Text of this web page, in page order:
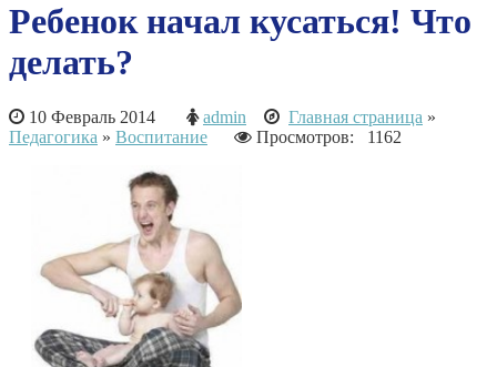
Ребенок начал кусаться! Что
делать?
10 Февраль 2014 admin Главная страница »
Педагогика » Воспитание Просмотров: 1162